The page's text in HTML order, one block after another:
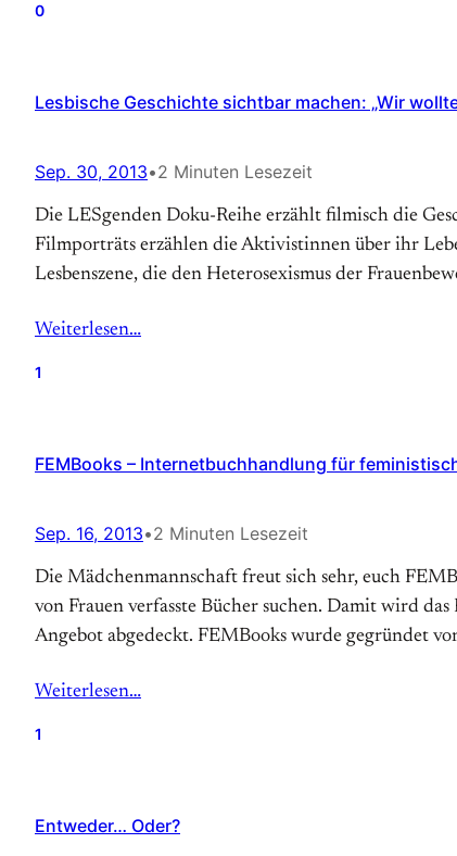
0
Lesbische Geschichte sichtbar machen: „Wir
Sep. 30, 2013•2 Minuten Lesezeit
Die LESgenden Doku-Reihe erzählt filmisch die
Filmporträts erzählen die Aktivistinnen über ihr
Lesbenszene, die den Heterosexismus der
Weiterlesen…
1
FEMBooks – Internetbuchhandlung für
Sep. 16, 2013•2 Minuten Lesezeit
Die Mädchenmannschaft freut sich sehr, euch
von Frauen verfasste Bücher suchen. Damit wird
Angebot abgedeckt. FEMBooks wurde gegründet
Weiterlesen…
1
Entweder… Oder?